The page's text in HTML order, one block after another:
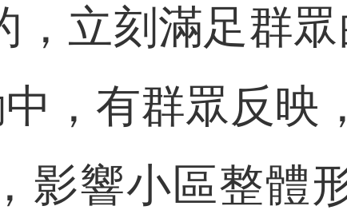
，立刻滿足群
中，有群眾反映
影響小區整體